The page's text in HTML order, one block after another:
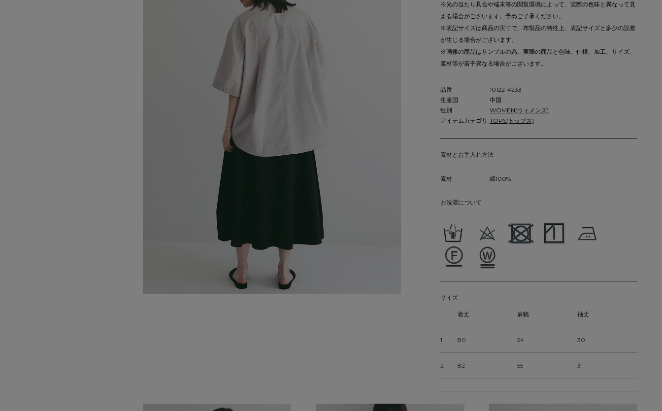
※光の当たり具合や端末等の閲覧環境によって、実際の色味と異なって見
える場合がございます。予めご了承ください。
※表記サイズは商品の実寸で、布製品の特性上、表記サイズと多少の誤差
が生じる場合がございます。
※画像の商品はサンプルの為、実際の商品と色味、仕様、加工、サイズ、
素材等が若干異なる場合がございます。
品番
10122-4233
生産国
中国
性別
WOMEN(ウィメンズ)
アイテムカテゴリ TOPS(トップス)
素材とお手入れ方法
素材 綿100%
お洗濯について
サイズ
着丈 肩幅 袖丈
1 80 54 30
2 82 55 31